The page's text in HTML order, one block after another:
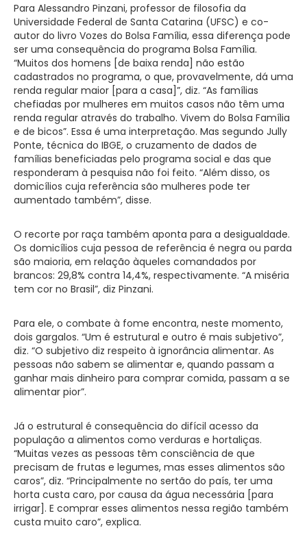
Para Alessandro Pinzani, professor de filosofia da
Universidade Federal de Santa Catarina (UFSC) e co-
autor do livro Vozes do Bolsa Família, essa diferença pode
ser uma consequência do programa Bolsa Família.
“Muitos dos homens [de baixa renda] não estão
cadastrados no programa, o que, provavelmente, dá uma
renda regular maior [para a casa]”, diz. “As famílias
chefiadas por mulheres em muitos casos não têm uma
renda regular através do trabalho. Vivem do Bolsa Família
e de bicos”. Essa é uma interpretação. Mas segundo Jully
Ponte, técnica do IBGE, o cruzamento de dados de
famílias beneficiadas pelo programa social e das que
responderam à pesquisa não foi feito. “Além disso, os
domicílios cuja referência são mulheres pode ter
aumentado também”, disse.
O recorte por raça também aponta para a desigualdade.
Os domicílios cuja pessoa de referência é negra ou parda
são maioria, em relação àqueles comandados por
brancos: 29,8% contra 14,4%, respectivamente. “A miséria
tem cor no Brasil”, diz Pinzani.
Para ele, o combate à fome encontra, neste momento,
dois gargalos. “Um é estrutural e outro é mais subjetivo”,
diz. “O subjetivo diz respeito à ignorância alimentar. As
pessoas não sabem se alimentar e, quando passam a
ganhar mais dinheiro para comprar comida, passam a se
alimentar pior”.
Já o estrutural é consequência do difícil acesso da
população a alimentos como verduras e hortaliças.
“Muitas vezes as pessoas têm consciência de que
precisam de frutas e legumes, mas esses alimentos são
caros”, diz. “Principalmente no sertão do país, ter uma
horta custa caro, por causa da água necessária [para
irrigar]. E comprar esses alimentos nessa região também
custa muito caro”, explica.